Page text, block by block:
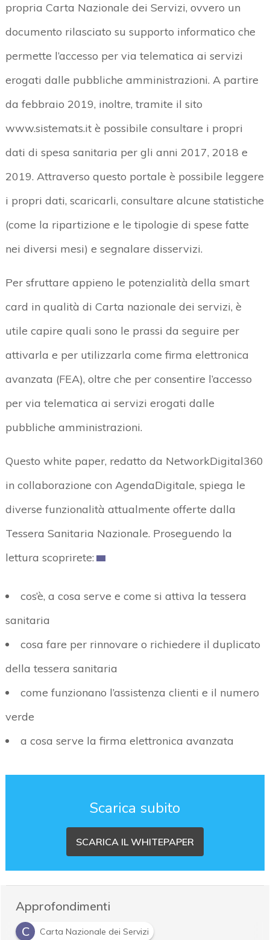
propria Carta Nazionale dei Servizi, ovvero un
documento rilasciato su supporto informatico che
permette l’accesso per via telematica ai servizi
erogati dalle pubbliche amministrazioni. A partire
da febbraio 2019, inoltre, tramite il sito
www.sistemats.it è possibile consultare i propri
dati di spesa sanitaria per gli anni 2017, 2018 e
2019. Attraverso questo portale è possibile leggere
i propri dati, scaricarli, consultare alcune statistiche
(come la ripartizione e le tipologie di spese fatte
nei diversi mesi) e segnalare disservizi.
Per sfruttare appieno le potenzialità della smart
card in qualità di Carta nazionale dei servizi, è
utile capire quali sono le prassi da seguire per
attivarla e per utilizzarla come firma elettronica
avanzata (FEA), oltre che per consentire l’accesso
per via telematica ai servizi erogati dalle
pubbliche amministrazioni.
Questo white paper, redatto da NetworkDigital360
in collaborazione con AgendaDigitale, spiega le
diverse funzionalità attualmente offerte dalla
Tessera Sanitaria Nazionale. Proseguendo la
lettura scoprirete:
cos’è, a cosa serve e come si attiva la tessera
sanitaria
cosa fare per rinnovare o richiedere il duplicato
della tessera sanitaria
come funzionano l’assistenza clienti e il numero
verde
a cosa serve la firma elettronica avanzata
Scarica subito
SCARICA IL WHITEPAPER
Approfondimenti
C
Carta Nazionale dei Servizi